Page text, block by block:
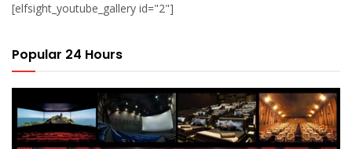
[elfsight_youtube_gallery id="2"]
Popular 24 Hours